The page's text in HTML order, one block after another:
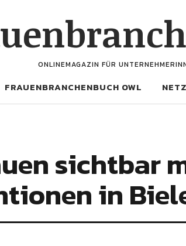
ONLINEMAGAZIN FÜR
FRAUENBRANCHENBUCH OWL
sichtbar
in